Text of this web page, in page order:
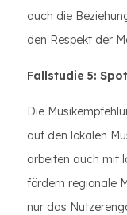
auch die
den Respekt der
Fallstudie 5:
Die
auf den lokalen
arbeiten auch mit
fördern regionale
nur das